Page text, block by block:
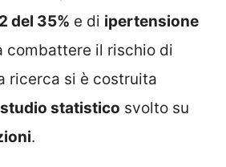
del 35% e di ipertensione
combattere il rischio di
ricerca si è costruita
studio statistico svolto su
.